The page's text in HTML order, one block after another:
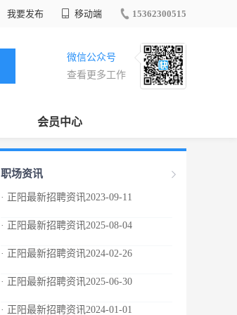
我要发布 移动端 15362300515
微信公众号
查看更多工作
会员中心
职场资讯
· 正阳最新招聘资讯2023-09-11
· 正阳最新招聘资讯2025-08-04
· 正阳最新招聘资讯2024-02-26
· 正阳最新招聘资讯2025-06-30
· 正阳最新招聘资讯2024-01-01